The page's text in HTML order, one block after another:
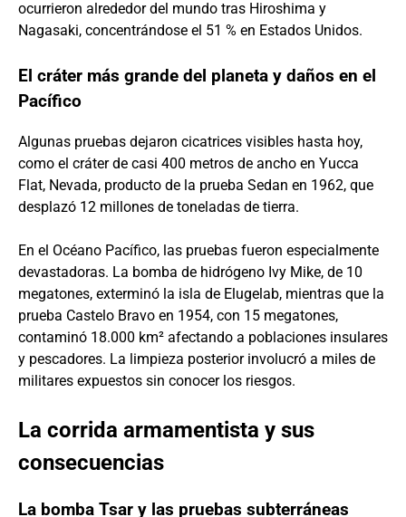
ocurrieron alrededor del mundo tras Hiroshima y
Nagasaki, concentrándose el 51 % en Estados Unidos.
El cráter más grande del planeta y daños en el
Pacífico
Algunas pruebas dejaron cicatrices visibles hasta hoy,
como el cráter de casi 400 metros de ancho en Yucca
Flat, Nevada, producto de la prueba Sedan en 1962, que
desplazó 12 millones de toneladas de tierra.
En el Océano Pacífico, las pruebas fueron especialmente
devastadoras. La bomba de hidrógeno Ivy Mike, de 10
megatones, exterminó la isla de Elugelab, mientras que la
prueba Castelo Bravo en 1954, con 15 megatones,
contaminó 18.000 km² afectando a poblaciones insulares
y pescadores. La limpieza posterior involucró a miles de
militares expuestos sin conocer los riesgos.
La corrida armamentista y sus
consecuencias
La bomba Tsar y las pruebas subterráneas